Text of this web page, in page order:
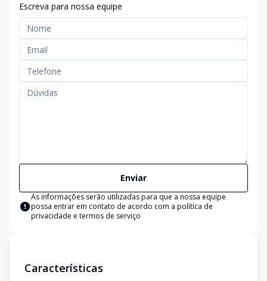
Escreva para nossa equipe
Enviar
As informações serão utilizadas para que a nossa equipe
possa entrar em contato de acordo com a política de
privacidade e termos de serviço
Características